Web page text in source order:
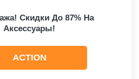
Скидки До 87% На
Аксессуары!
ACTION